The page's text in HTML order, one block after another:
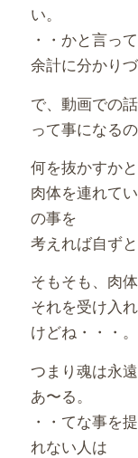
い。
・・かと言って
余計に分かり
で、動画での
って事になるの
何を抜かすかと
肉体を連れて
の事を
考えれば自ず
そもそも、肉
それを受け入
けどね・・・。
つまり魂は永
あ〜る。
・・てな事を
れない人は